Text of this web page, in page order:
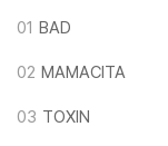
01 BAD
02 MAMACITA
03 TOXIN